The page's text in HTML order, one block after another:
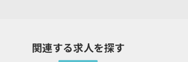
関連する求人を探す